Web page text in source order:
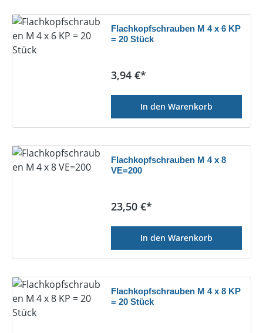
Flachkopfschrauben M 4 x 6 KP
= 20 Stück
Regulärer Preis:
3,94 €*
In den Warenkorb
Flachkopfschrauben M 4 x 8
VE=200
Regulärer Preis:
23,50 €*
In den Warenkorb
Flachkopfschrauben M 4 x 8 KP
= 20 Stück